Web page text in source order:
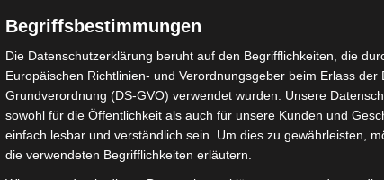
Großen
Nächster
Große Feuerwehrübung am Flughafen Hannover:
Begriffsbestimmungen
Die Datenschutzerklärung beruht auf den Begrifflichkeiten, die
Europäischen Richtlinien- und Verordnungsgeber beim Erlass der
Grundverordnung (DS-GVO) verwendet wurden. Unsere
sowohl für die Öffentlichkeit als auch für unsere Kunden und
einfach lesbar und verständlich sein. Um dies zu gewährleisten,
die verwendeten Begrifflichkeiten erläutern.